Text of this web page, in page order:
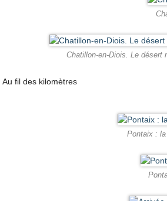
Chatillon-en-Diois. Le désert
Au fil des kilomètres
Pontaix :